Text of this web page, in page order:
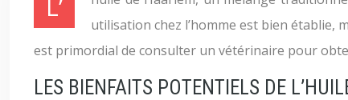
L’huile de Haarlem, un mélange traditionnel de soufre, d’huile de pin et d’huile de lin, est utilisée depuis des siècles pour ses propriétés thérapeutiques. Son
utilisation chez l’homme est bien établie,
est primordial de consulter un vétérinaire pour
LES BIENFAITS POTENTIELS DE